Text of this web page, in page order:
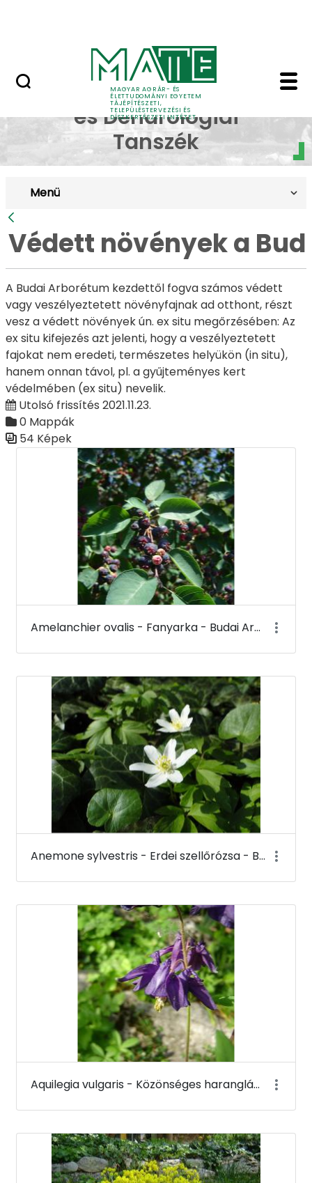
MAGYAR AGRÁR- ÉS
ÉLETTUDOMÁNYI EGYETEM
TÁJÉPÍTÉSZETI,
TELEPÜLÉSTERVEZÉSI ÉS
DÍSZKERTÉSZETI INTÉZET
Védett növények a
Dísznövénytermesztési
és Dendrológiai
Tanszék
Menü
Vissza
Védett növények a
A Budai Arborétum kezdettől fogva számos védett
vagy veszélyeztetett növényfajnak ad otthont, részt
vesz a védett növények ún. ex situ megőrzésében: Az
ex situ kifejezés azt jelenti, hogy a veszélyeztetett
fajokat nem eredeti, természetes helyükön (in situ),
hanem onnan távol, pl. a gyűjteményes kert
védelmében (ex situ) nevelik.
Utolsó frissítés 2021.11.23.
0 Mappák
54 Képek
Amelanchier ovalis - Fanyarka - Budai Arborétum
Anemone sylvestris - Erdei szellőrózsa - Budai Arborétum
Aquilegia vulgaris - Közönséges harangláb - Budai Arborétum